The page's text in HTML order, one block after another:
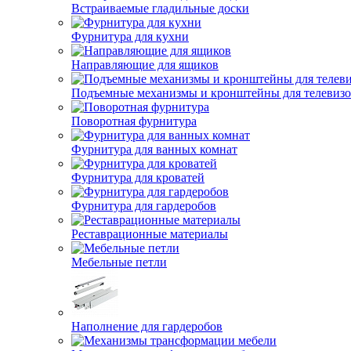
Встраиваемые гладильные доски
Фурнитура для кухни
Направляющие для ящиков
Подъемные механизмы и кронштейны для
Поворотная фурнитура
Фурнитура для ванных комнат
Фурнитура для кроватей
Фурнитура для гардеробов
Реставрационные материалы
Мебельные петли
Наполнение для гардеробов